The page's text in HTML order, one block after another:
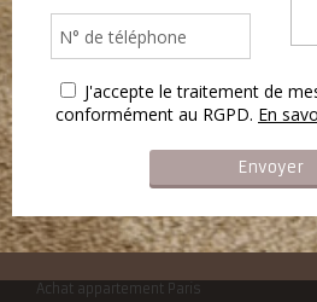
J'accepte le traitement de
conformément au RGPD. En
Achat appartement Paris